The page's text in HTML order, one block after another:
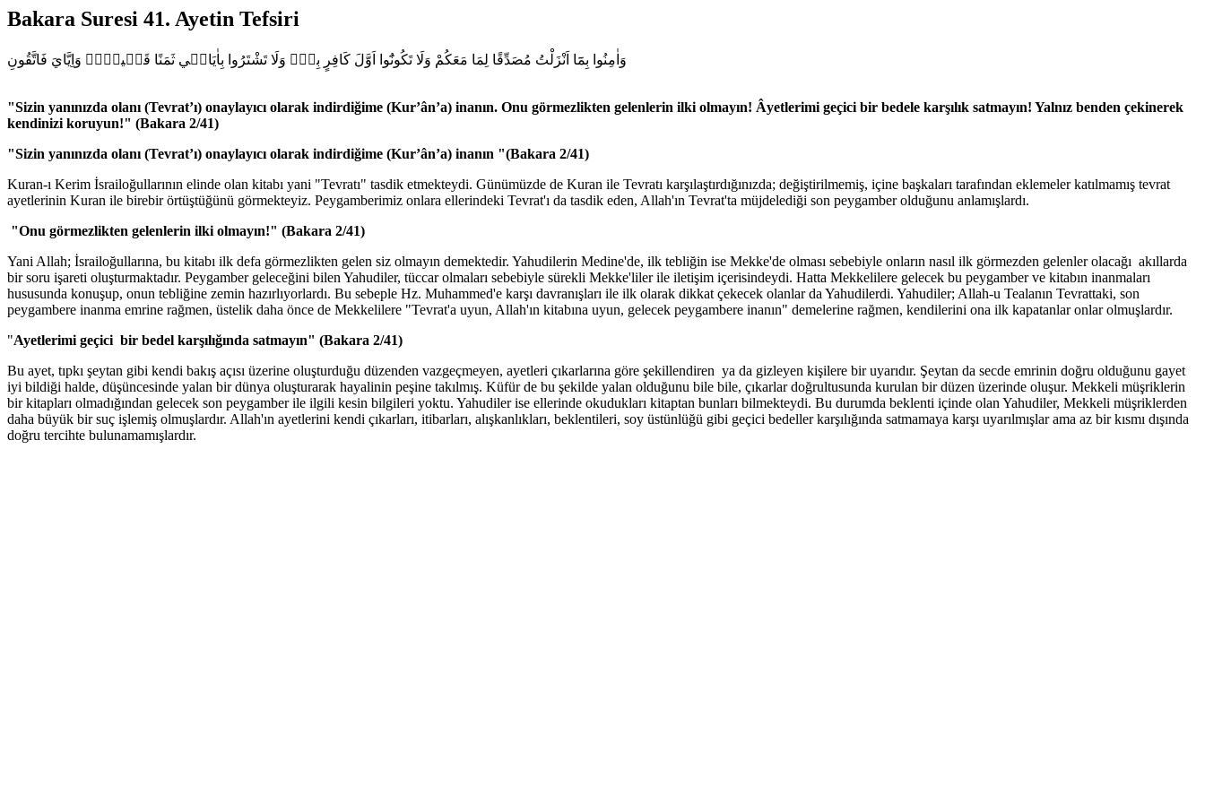
Bakara Suresi 41. Ayetin Tefsiri
وَاٰمِنُوا بِمَٓا اَنْزَلْتُ مُصَدِّقًا لِمَا مَعَكُمْ وَلَا تَكُونُٓوا اَوَّلَ كَافِرٍ بِه۪ۖ وَلَا تَشْتَرُوا بِاٰيَات۪ي ثَمَنًا قَل۪يلًاۘ وَاِيَّايَ فَاتَّقُونِ
"Sizin yanınızda olanı (Tevrat’ı) onaylayıcı olarak indirdiğime (Kur’ân’a) inanın. Onu görmezlikten gelenlerin ilki olmayın! Âyetlerimi geçici bir bedele karşılık satmayın! Yalnız benden çekinerek
kendinizi koruyun!" (Bakara 2/41)
"Sizin yanınızda olanı (Tevrat’ı) onaylayıcı olarak indirdiğime (Kur’ân’a) inanın "(Bakara 2/41)
Kuran-ı Kerim İsrailoğullarının elinde olan kitabı yani "Tevratı" tasdik etmekteydi. Günümüzde de Kuran ile Tevratı karşılaştırdığınızda; değiştirilmemiş, içine başkaları tarafından eklemeler katılmamış tevrat
ayetlerinin Kuran ile birebir örtüştüğünü görmekteyiz. Peygamberimiz onlara ellerindeki Tevrat'ı da tasdik eden, Allah'ın Tevrat'ta müjdelediği son peygamber olduğunu anlamışlardı.
"Onu görmezlikten gelenlerin ilki olmayın!" (Bakara 2/41)
Yani Allah; İsrailoğullarına, bu kitabı ilk defa görmezlikten gelen siz olmayın demektedir. Yahudilerin Medine'de, ilk tebliğin ise Mekke'de olması sebebiyle onların nasıl ilk görmezden gelenler olacağı akıllarda
bir soru işareti oluşturmaktadır. Peygamber geleceğini bilen Yahudiler, tüccar olmaları sebebiyle sürekli Mekke'liler ile iletişim içerisindeydi. Hatta Mekkelilere gelecek bu peygamber ve kitabın inanmaları
hususunda konuşup, onun tebliğine zemin hazırlıyorlardı. Bu sebeple Hz. Muhammed'e karşı davranışları ile ilk olarak dikkat çekecek olanlar da Yahudilerdi. Yahudiler; Allah-u Tealanın Tevrattaki, son
peygambere inanma emrine rağmen, üstelik daha önce de Mekkelilere "Tevrat'a uyun, Allah'ın kitabına uyun, gelecek peygambere inanın" demelerine rağmen, kendilerini ona ilk kapatanlar onlar olmuşlardır.
"Ayetlerimi geçici bir bedel karşılığında satmayın" (Bakara 2/41)
Bu ayet, tıpkı şeytan gibi kendi bakış açısı üzerine oluşturduğu düzenden vazgeçmeyen, ayetleri çıkarlarına göre şekillendiren ya da gizleyen kişilere bir uyarıdır. Şeytan da secde emrinin doğru olduğunu gayet
iyi bildiği halde, düşüncesinde yalan bir dünya oluşturarak hayalinin peşine takılmış. Küfür de bu şekilde yalan olduğunu bile bile, çıkarlar doğrultusunda kurulan bir düzen üzerinde oluşur. Mekkeli müşriklerin
bir kitapları olmadığından gelecek son peygamber ile ilgili kesin bilgileri yoktu. Yahudiler ise ellerinde okudukları kitaptan bunları bilmekteydi. Bu durumda beklenti içinde olan Yahudiler, Mekkeli müşriklerden
daha büyük bir suç işlemiş olmuşlardır. Allah'ın ayetlerini kendi çıkarları, itibarları, alışkanlıkları, beklentileri, soy üstünlüğü gibi geçici bedeller karşılığında satmamaya karşı uyarılmışlar ama az bir kısmı dışında
doğru tercihte bulunamamışlardır.